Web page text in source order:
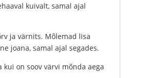
kuivalt, samal ajal
ja värnits. Mõlemad lisa
joana, samal ajal segades.
kui on soov värvi mõnda aega